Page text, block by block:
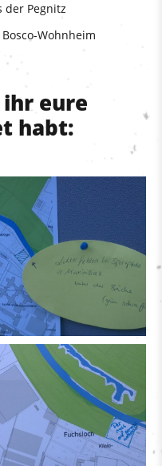
der Pegnitz
Wohnheim
eure
habt: